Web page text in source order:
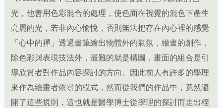
光，他善用色彩混合的處理，使色面在視覺的混色下產生
亮麗的光，若非內心愉悅，否則無法把存在內心裡的感覺
「心中的禪」透過畫筆繪出物體外的氣氛，繪畫的創作，
除色彩與表現技法外，最難的就是構圖，畫面的組合是引
導欣賞者對作品內容探討的方向。因此前人有許多的學理
來作為繪畫者依尋的模式，然而從我們的作品中，竟然避
開了這些規則，這也就是醫學博士從學理的探討而走出桎